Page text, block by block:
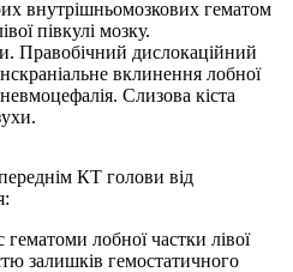
внутрішньомозкових гематом
півкулі мозку.
Правобічний дислокаційний
вклинення лобної
Слизова кіста
КТ голови від
лобної частки лівої
залишків гемостатичного